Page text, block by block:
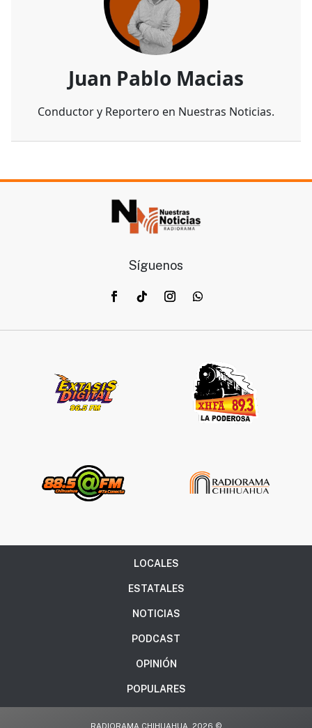
Juan Pablo Macias
Conductor y Reportero en Nuestras Noticias.
Síguenos
LOCALES
ESTATALES
NOTICIAS
PODCAST
OPINIÓN
POPULARES
RADIORAMA CHIHUAHUA, 2026 ©